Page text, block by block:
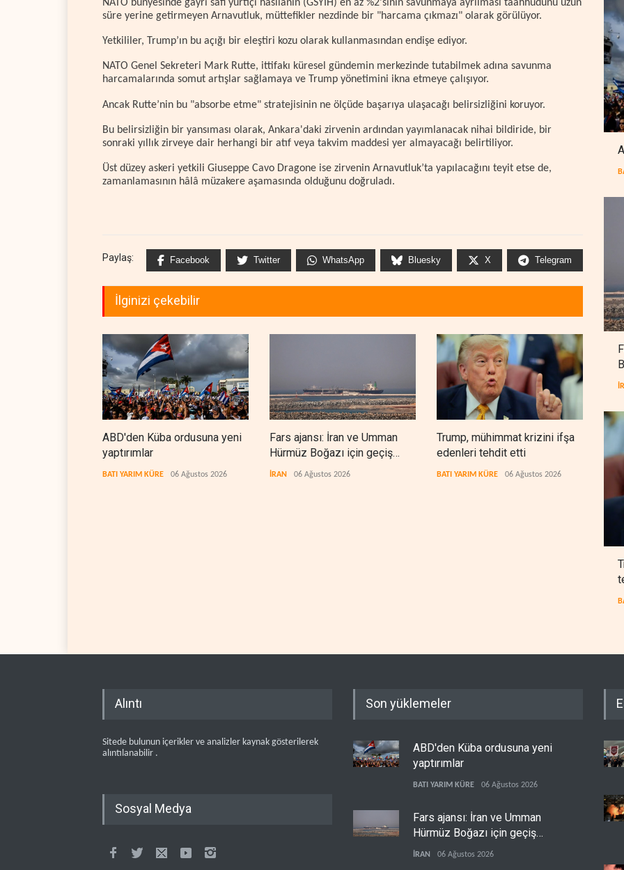
NATO bünyesinde gayri safi yurtiçi hasılanın (GSYİH) en az %2'sinin savunmaya ayrılması taahhüdünü uzun
süre yerine getirmeyen Arnavutluk, müttefikler nezdinde bir "harcama çıkmazı" olarak görülüyor.
Yetkililer, Trump’ın bu açığı bir eleştiri kozu olarak kullanmasından endişe ediyor.
NATO Genel Sekreteri Mark Rutte, ittifakı küresel gündemin merkezinde tutabilmek adına savunma
harcamalarında somut artışlar sağlamaya ve Trump yönetimini ikna etmeye çalışıyor.
Ancak Rutte’nin bu "absorbe etme" stratejisinin ne ölçüde başarıya ulaşacağı belirsizliğini koruyor.
Bu belirsizliğin bir yansıması olarak, Ankara'daki zirvenin ardından yayımlanacak nihai bildiride, bir
sonraki yıllık zirveye dair herhangi bir atıf veya takvim maddesi yer almayacağı belirtiliyor.
Üst düzey askeri yetkili Giuseppe Cavo Dragone ise zirvenin Arnavutluk’ta yapılacağını teyit etse de,
zamanlamasının hâlâ müzakere aşamasında olduğunu doğruladı.
Paylaş: Facebook Twitter WhatsApp Bluesky X Telegram
İlginizi çekebilir
ABD'den Küba ordusuna yeni
yaptırımlar
BATI YARIM KÜRE 06 Ağustos 2026
Fars ajansı: İran ve Umman
Hürmüz Boğazı için geçiş
koridorlarında anlaştı
İRAN 06 Ağustos 2026
Trump, mühimmat krizini ifşa
edenleri tehdit etti
BATI YARIM KÜRE 06 Ağustos 2026 BATI
Alıntı
Sitede bulunun içerikler ve analizler kaynak gösterilerek
alıntılanabilir .
Sosyal Medya
Son yüklemeler
ABD'den Küba ordusuna yeni
yaptırımlar
BATI YARIM KÜRE 06 Ağustos 2026
Fars ajansı: İran ve Umman
Hürmüz Boğazı için geçiş
koridorlarında anlaştı
İRAN 06 Ağustos 2026